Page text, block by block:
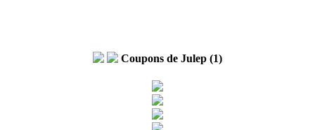
Coupons de Julep (1)